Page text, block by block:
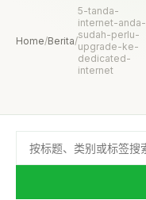
Home/Berita/
5-tanda-
internet-anda-
sudah-perlu-
upgrade-ke-
dedicated-
internet